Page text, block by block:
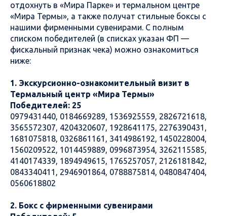
отдохнуть в «Мира Парке» и термальном центре
«Мира Термы», а также получат стильные боксы с
нашими фирменными сувенирами. С полным
списком победителей (в списках указан ФП —
фискальный признак чека) можно ознакомиться
ниже:
1. Экскурсионно-ознакомительный визит в
Термальный центр «Мира Термы»
Победителей: 25
0979431440, 0184669289, 1536925559, 2826721618,
3565572307, 4204320607, 1928641175, 2276390431,
1681075818, 0326861161, 3414986192, 1450228004,
1560209522, 1014459889, 0996873954, 3262115585,
4140174339, 1894949615, 1765257057, 2126181842,
0843340411, 2946901864, 0788875814, 0480847404,
0560618802
2. Бокс с фирменными сувенирами